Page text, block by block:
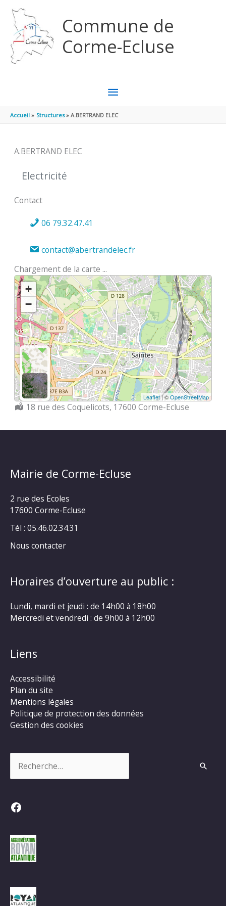
Commune de
Corme-Ecluse
MENU
PRINCIPAL
Accueil Structures A.BERTRAND ELEC
A.BERTRAND ELEC
Electricité
Contact
06 79.32.47.41
contact@abertrandelec.fr
Chargement de la carte ...
+
−
Leaflet| ©OpenStreetMap
Localisation :
18 rue des Coquelicots, 17600 Corme-Ecluse
Mairie de Corme-Ecluse
2 rue des Ecoles
17600 Corme-Ecluse
Tél : 05.46.02.34.31
Nous contacter
Horaires d’ouverture au public :
Lundi, mardi et jeudi : de 14h00 à 18h00
Mercredi et vendredi : de 9h00 à 12h00
Liens
Accessibilité
Plan du site
Mentions légales
Politique de protection des données
Gestion des cookies
Facebook